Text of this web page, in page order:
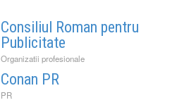
Consiliul Roman pentru
Publicitate
Organizatii profesionale
Conan PR
PR